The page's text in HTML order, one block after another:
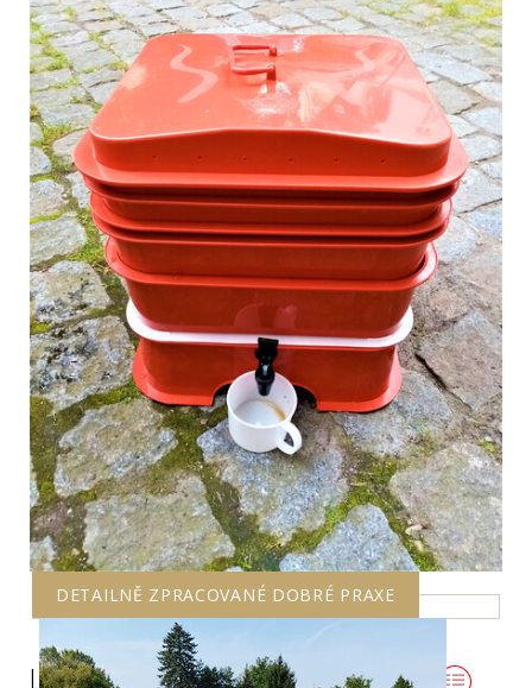
DETAILNĚ ZPRACOVANÉ DOBRÉ PRAXE
Litoměřice: Litoměřické vermikompostování